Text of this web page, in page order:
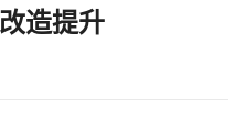
造提升